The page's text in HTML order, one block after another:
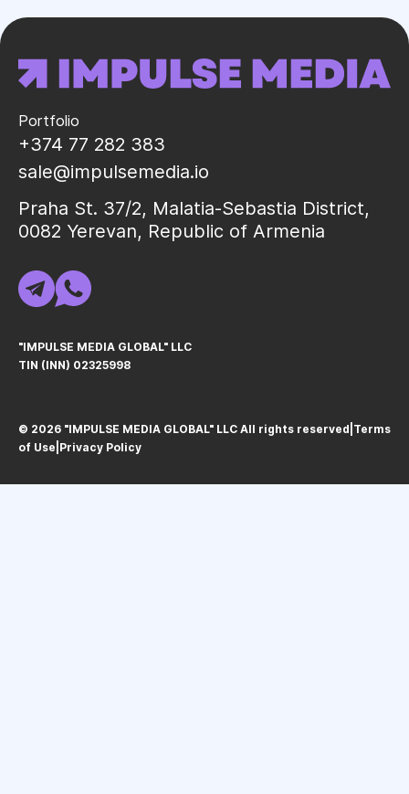
Portfolio
+374 77 282 383
sale@impulsemedia.io
Praha St. 37/2, Malatia-Sebastia District,
0082 Yerevan, Republic of Armenia
"IMPULSE MEDIA GLOBAL" LLC
TIN (INN) 02325998
© 2026 "IMPULSE MEDIA GLOBAL" LLC All rights reservedㅤ|ㅤ Terms
of Use Privacy Policy